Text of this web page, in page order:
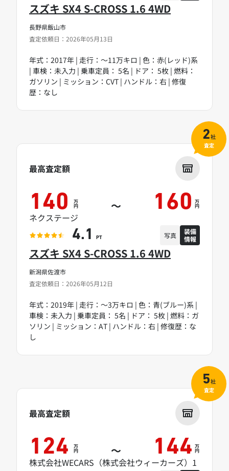
長野県飯山市
査定依頼日：2026年05月13日
スズキ SX4 S-CROSS 1.6 4WD
年式：2017年 | 走行：～11万キロ | 色：赤(レッド)系
| 車検：未入力 | 乗車定員： 5名 | ドア： 5枚 | 燃料：
ガソリン | ミッション：CVT | ハンドル：右 | 修復
歴：なし
新潟県佐渡市
査定依頼日：2026年05月12日
スズキ SX4 S-CROSS 1.6 4WD
年式：2019年 | 走行：～3万キロ | 色：青(ブルー)系 |
車検：未入力 | 乗車定員： 5名 | ドア： 5枚 | 燃料：ガ
ソリン | ミッション：AT | ハンドル：右 | 修復歴：な
し
最高査定額
140 万
円 ～ 160 万
円
ネクステージ
4.1 PT 写真
装備
情報
2社
査定
最高査定額
124 万
円 ～ 144 万
円
株式会社WECARS（株式会社ウィーカーズ）1
5社
査定